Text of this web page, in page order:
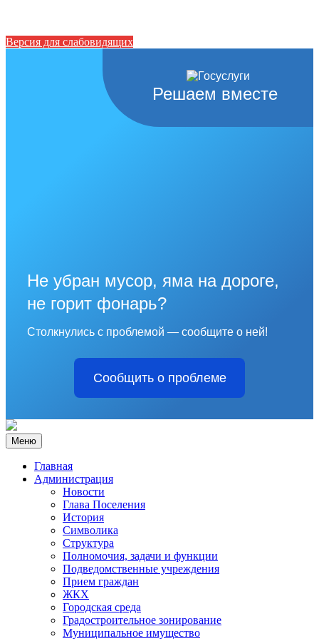
Версия для слабовидящих
Решаем вместе
Не убран мусор, яма на дороге,
не горит фонарь?
Столкнулись с проблемой — сообщите о ней!
Сообщить о проблеме
Меню
Главная
Администрация
Новости
Глава Поселения
История
Символика
Структура
Полномочия, задачи и функции
Подведомственные учреждения
Прием граждан
ЖКХ
Городская среда
Градостроительное зонирование
Муниципальное имущество